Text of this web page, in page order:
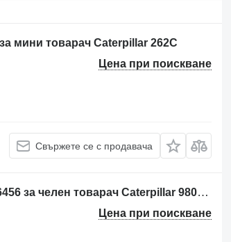
мини товарач Caterpillar 262C
Цена при поискване
Свържете се с продавача
Стартер Per: Caterpillar 980H MHG00539 Torqu 2566456 за челен товарач Caterpillar 980H MHG00539
Цена при поискване